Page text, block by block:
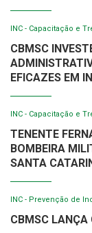
INC - Capacitação e
CBMSC
EFICAZES EM
INC - Capacitação e
TENENTE
BOMBEIRA
SANTA
INC - Prevenção de
CBMSC LANÇA